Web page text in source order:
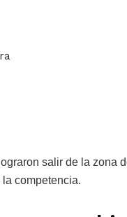
salir de la zona
competencia.